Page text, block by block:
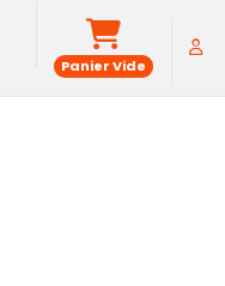
Panier Vide